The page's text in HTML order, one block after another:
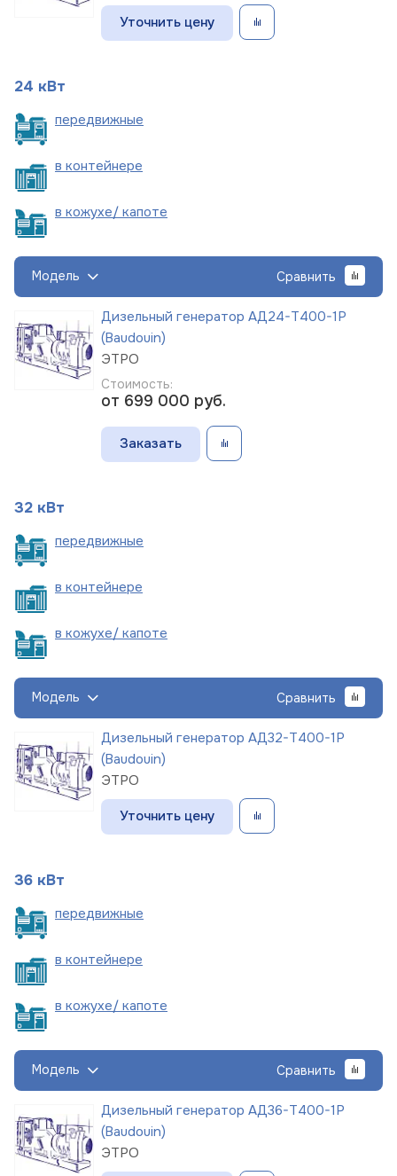
Уточнить цену
24 кВт
передвижные
в контейнере
в кожухе/ капоте
Модель Сравнить
Дизельный генератор АД24-Т400-1Р
(Baudouin)
ЭТРО
Стоимость:
от 699 000 руб.
Заказать
32 кВт
передвижные
в контейнере
в кожухе/ капоте
Модель Сравнить
Дизельный генератор АД32-Т400-1Р
(Baudouin)
ЭТРО
Уточнить цену
36 кВт
передвижные
в контейнере
в кожухе/ капоте
Модель Сравнить
Дизельный генератор АД36-Т400-1Р
(Baudouin)
ЭТРО